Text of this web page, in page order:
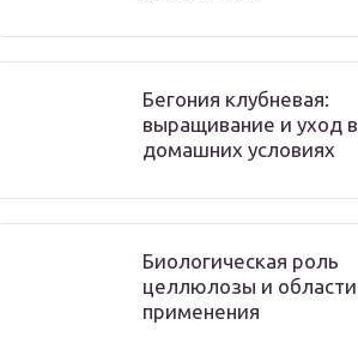
Бегония клубневая:
выращивание и уход в
домашних условиях
Биологическая роль
целлюлозы и области
применения